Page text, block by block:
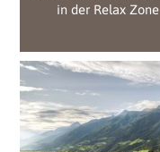
in der Relax Zone